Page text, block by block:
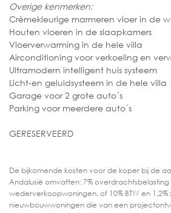
Overige kenmerken:
Crèmekleurige marmeren vloer in de
Houten vloeren in de slaapkamers
Vloerverwarming in de hele villa
Airconditioning voor verkoeling en
Ultramodern intelligent huis systeem
Licht-en geluidsysteem in de hele villa
Garage voor 2 grote auto´s
Parking voor meerdere auto´s
GERESERVEERD
De bijkomende kosten voor de koper bij de
Andalusië omvatten: 7%
wederverkoopwoningen, of 10% BTW en
nieuwbouwwoningen die van een